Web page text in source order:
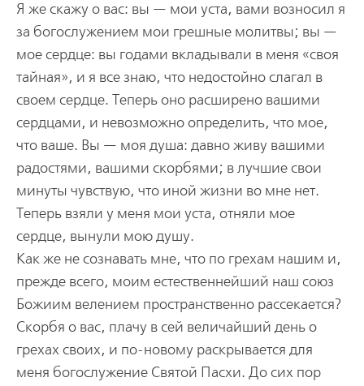
Я же скажу о вас: вы — мои уста, вами возносил я
за богослужением мои грешные молитвы; вы —
мое сердце: вы годами вкладывали в меня «своя
тайная», и я все знаю, что недостойно слагал в
своем сердце. Теперь оно расширено вашими
сердцами, и невозможно определить, что мое,
что ваше. Вы — моя душа: давно живу вашими
радостями, вашими скорбями; в лучшие свои
минуты чувствую, что иной жизни во мне нет.
Теперь взяли у меня мои уста, отняли мое
сердце, вынули мою душу.
Как же не сознавать мне, что по грехам нашим и,
прежде всего, моим естественнейший наш союз
Божиим велением пространственно рассекается?
Скорбя о вас, плачу в сей величайший день о
грехах своих, и по-новому раскрывается для
меня богослужение Святой Пасхи. До сих пор